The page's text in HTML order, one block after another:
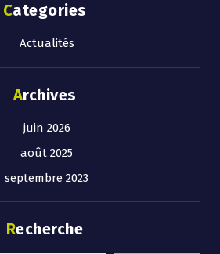
Categories
Actualités
Archives
juin 2026
août 2025
septembre 2023
Recherche